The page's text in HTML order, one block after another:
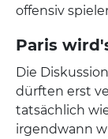
offensiv
Paris
Die
dürften erst
tatsächlich
irgendwann